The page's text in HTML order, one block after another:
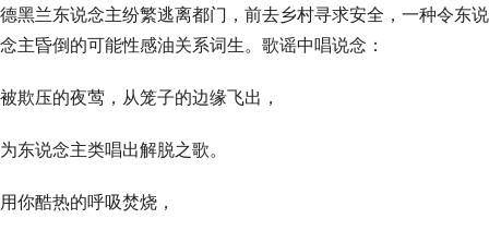
德黑兰东说念主纷繁逃离都门，前去乡村寻求安全，一种令东说
念主昏倒的可能性感油关系词生。歌谣中唱说念：
被欺压的夜莺，从笼子的边缘飞出，
为东说念主类唱出解脱之歌。
用你酷热的呼吸焚烧，